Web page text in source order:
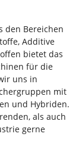
den Bereichen
Additive
bietet das
für die
uns in
mit
und Hybriden.
als auch
gerne